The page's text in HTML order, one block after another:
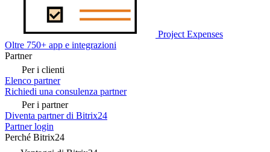
Project Expenses
Oltre 750+ app e integrazioni
Partner
Per i clienti
Elenco partner
Richiedi una consulenza partner
Per i partner
Diventa partner di Bitrix24
Partner login
Perché Bitrix24